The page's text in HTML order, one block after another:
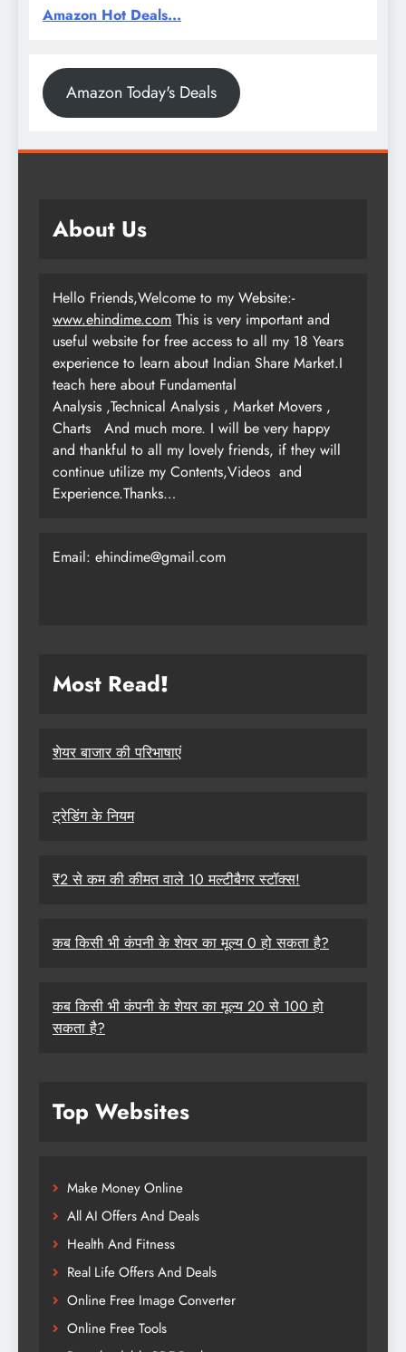
Amazon Hot Deals...
Amazon Today's Deals
About Us
Hello Friends,Welcome to my Website:-
www.ehindime.com This is very important and
useful website for free access to all my 18 Years
experience to learn about Indian Share Market.I
teach here about Fundamental
Analysis ,Technical Analysis , Market Movers ,
Charts
And much more. I will be very happy
and thankful to all my lovely friends, if they will
continue utilize my Contents,Videos and
Experience.Thanks…
Email: ehindime@gmail.com
Most Read!
शेयर बाजार की परिभाषाएं
ट्रेडिंग के नियम
₹2 से कम की कीमत वाले 10 मल्टीबैगर स्टॉक्स!
कब किसी भी कंपनी के शेयर का मूल्य 0 हो सकता है?
कब किसी भी कंपनी के शेयर का मूल्य 20 से 100 हो
सकता है?
Top Websites
Make Money Online
All AI Offers And Deals
Health And Fitness
Real Life Offers And Deals
Online Free Image Converter
Online Free Tools